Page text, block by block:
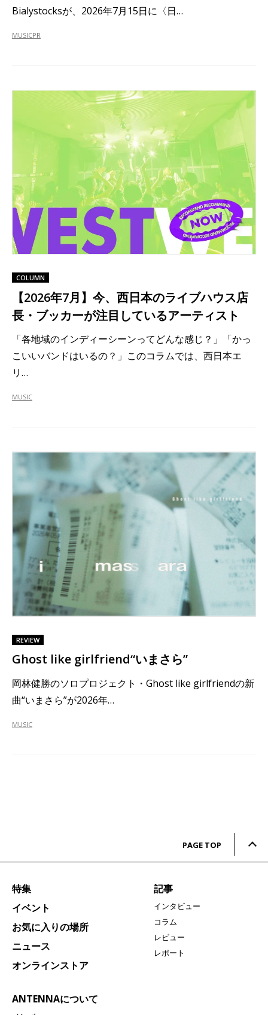
Bialystocksが、2026年7月15日に〈日…
MUSICPR
COLUMN
【2026年7月】今、西日本のライブハウス店
長・ブッカーが注目しているアーティスト
「各地域のインディーシーンってどんな感じ？」「かっ
こいいバンドはいるの？」このコラムでは、西日本エ
リ…
MUSIC
REVIEW
Ghost like girlfriend“いまさら”
岡林健勝のソロプロジェクト・Ghost like girlfriendの新
曲“いまさら”が2026年…
MUSIC
PAGE TOP
特集
イベント
お気に入りの場所
ニュース
オンラインストア
ANTENNAについて
記事
インタビュー
コラム
レビュー
レポート